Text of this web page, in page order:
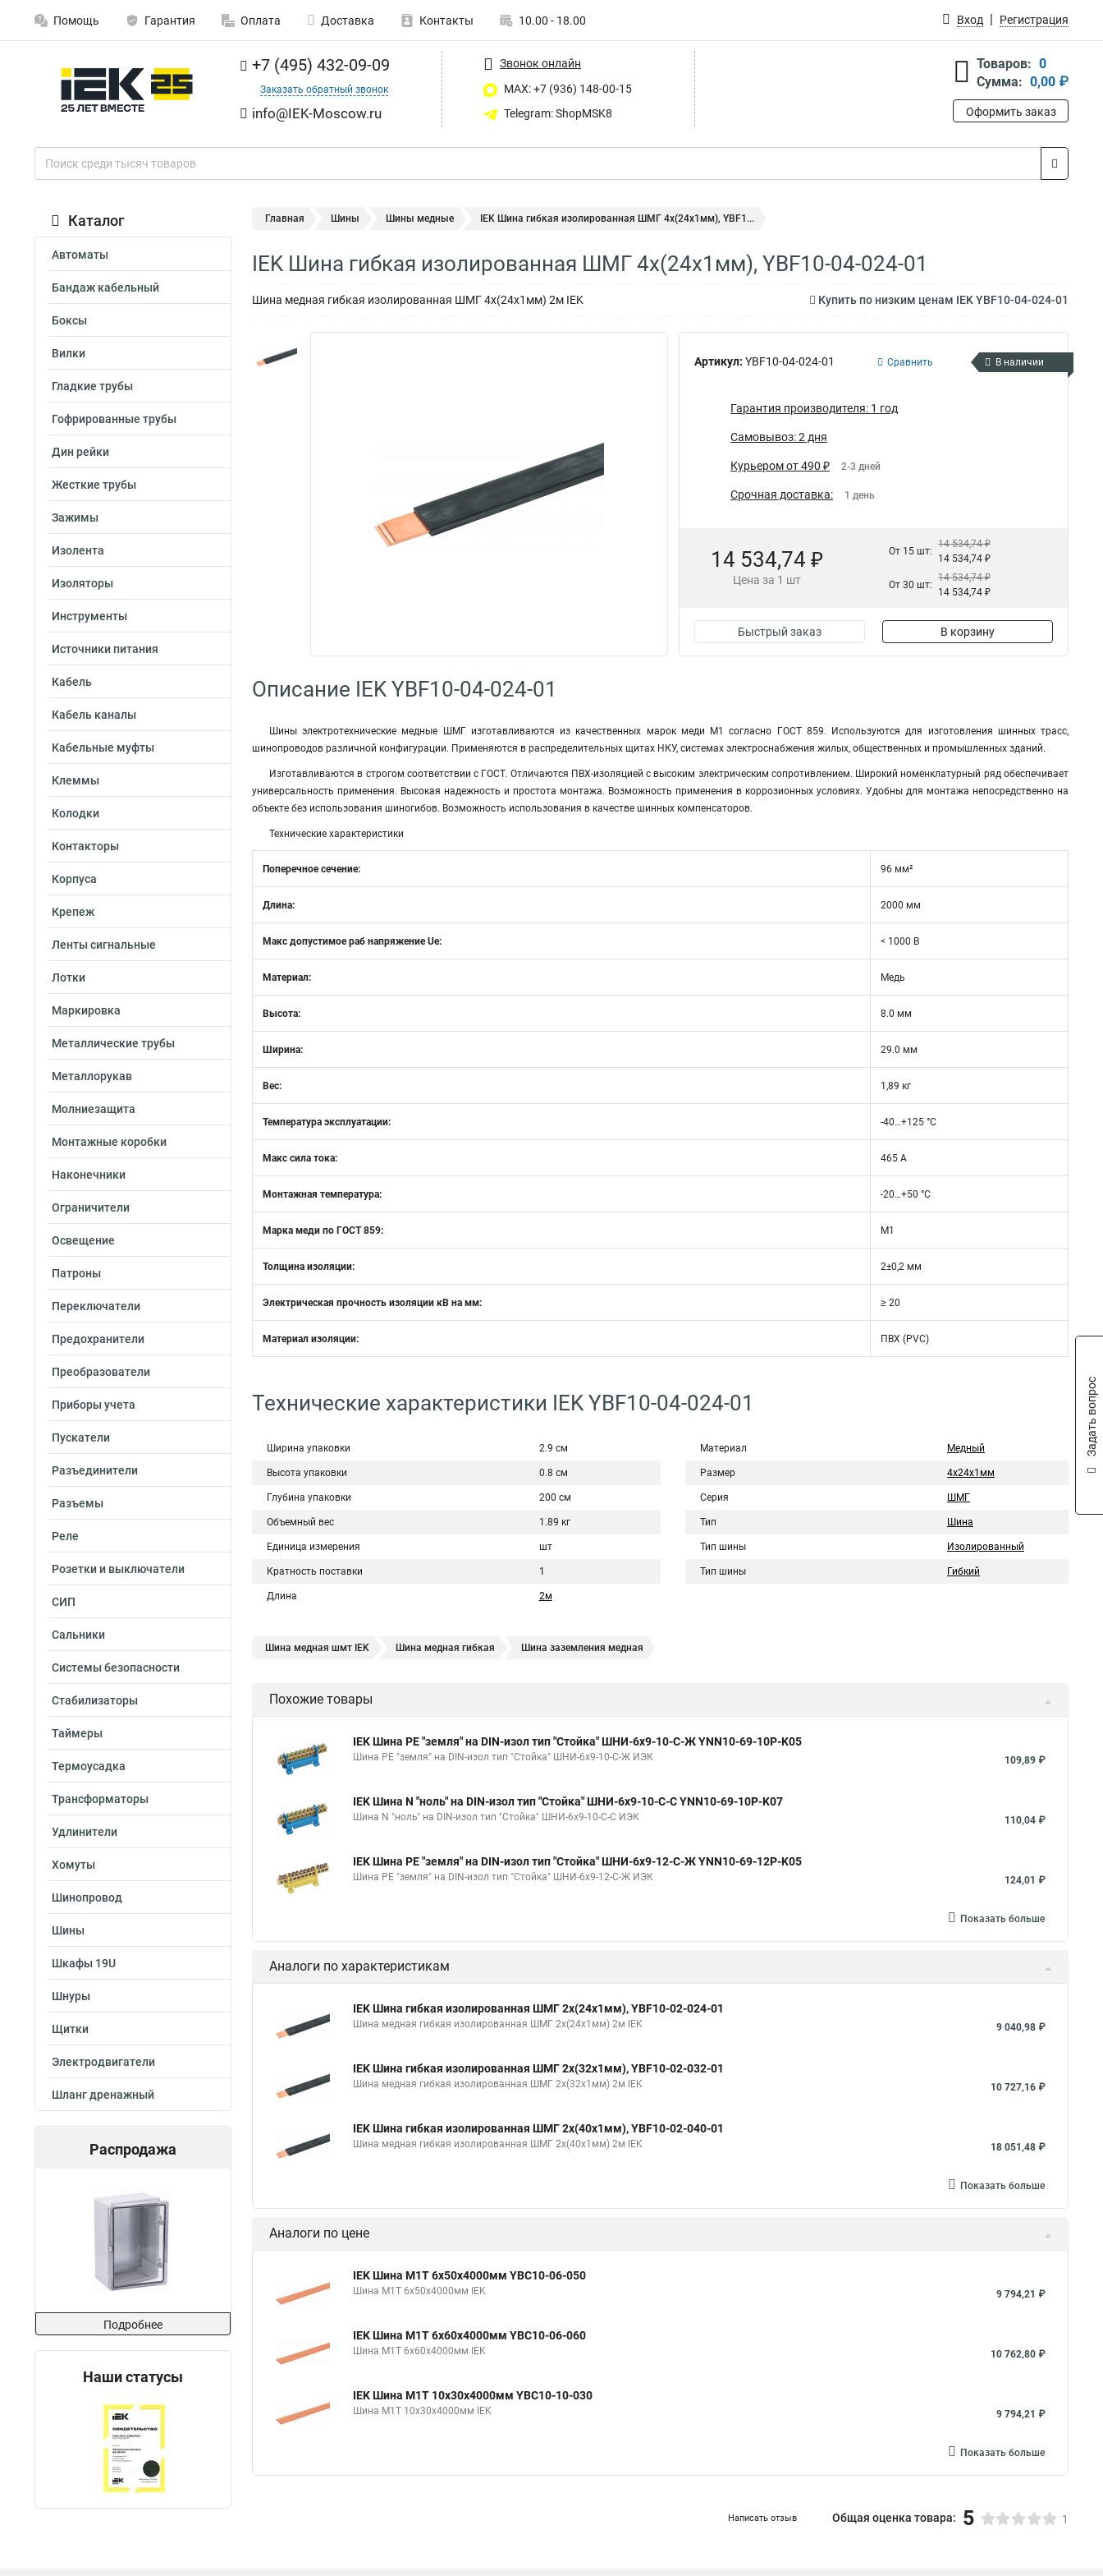
Помощь Гарантия Оплата Доставка Контакты 10.00 - 18.00 Вход Регистрация
+7 (495) 432-09-09
Заказать обратный звонок
info@IEK-Moscow.ru
Звонок онлайн
MAX: +7 (936) 148-00-15
Telegram: ShopMSK8
Товаров: 0
Сумма: 0,00 ₽
Оформить заказ
Каталог
Автоматы
Бандаж кабельный
Боксы
Вилки
Гладкие трубы
Гофрированные трубы
Дин рейки
Жесткие трубы
Зажимы
Изолента
Изоляторы
Инструменты
Источники питания
Кабель
Кабель каналы
Кабельные муфты
Клеммы
Колодки
Контакторы
Корпуса
Крепеж
Ленты сигнальные
Лотки
Маркировка
Металлические трубы
Металлорукав
Молниезащита
Монтажные коробки
Наконечники
Ограничители
Освещение
Патроны
Переключатели
Предохранители
Преобразователи
Приборы учета
Пускатели
Разъединители
Разъемы
Реле
Розетки и выключатели
СИП
Сальники
Системы безопасности
Стабилизаторы
Таймеры
Термоусадка
Трансформаторы
Удлинители
Хомуты
Шинопровод
Шины
Шкафы 19U
Шнуры
Щитки
Электродвигатели
Шланг дренажный
Распродажа
Подробнее
Наши статусы
Главная Шины Шины медные IEK Шина гибкая изолированная ШМГ 4x(24x1мм), YBF1...
IEK Шина гибкая изолированная ШМГ 4x(24x1мм), YBF10-04-024-01
Шина медная гибкая изолированная ШМГ 4x(24x1мм) 2м IEK Купить по низким ценам IEK YBF10-04-024-01
Артикул: YBF10-04-024-01 Сравнить В наличии
Гарантия производителя: 1 год
Самовывоз: 2 дня
Курьером от 490 ₽ 2-3 дней
Срочная доставка: 1 день
14 534,74 ₽
Цена за 1 шт
От 15 шт:
14 534,74 ₽
14 534,74 ₽
От 30 шт:
14 534,74 ₽
14 534,74 ₽
Быстрый заказ В корзину
Описание IEK YBF10-04-024-01
Шины электротехнические медные ШМГ изготавливаются из качественных марок меди М1 согласно ГОСТ 859. Используются для изготовления шинных трасс,
шинопроводов различной конфигурации. Применяются в распределительных щитах НКУ, системах электроснабжения жилых, общественных и промышленных зданий.
Изготавливаются в строгом соответствии с ГОСТ. Отличаются ПВХ-изоляцией с высоким электрическим сопротивлением. Широкий номенклатурный ряд обеспечивает
универсальность применения. Высокая надежность и простота монтажа. Возможность применения в коррозионных условиях. Удобны для монтажа непосредственно на
объекте без использования шиногибов. Возможность использования в качестве шинных компенсаторов.
Технические характеристики
Поперечное сечение: 96 мм²
Длина: 2000 мм
Макс допустимое раб напряжение Ue: < 1000 В
Материал: Медь
Высота: 8.0 мм
Ширина: 29.0 мм
Вес: 1,89 кг
Температура эксплуатации: -40…+125 °C
Макс сила тока: 465 А
Монтажная температура: -20…+50 °C
Марка меди по ГОСТ 859: М1
Толщина изоляции: 2±0,2 мм
Электрическая прочность изоляции кВ на мм: ≥ 20
Материал изоляции: ПВХ (PVC)
Технические характеристики IEK YBF10-04-024-01
Ширина упаковки 2.9 см
Высота упаковки 0.8 см
Глубина упаковки 200 см
Объемный вес 1.89 кг
Единица измерения шт
Кратность поставки 1
Длина 2м
Материал Медный
Размер 4x24x1мм
Серия ШМГ
Тип Шина
Тип шины Изолированный
Тип шины Гибкий
Шина медная шмт IEK Шина медная гибкая Шина заземления медная
Похожие товары
IEK Шина PE "земля" на DIN-изол тип "Стойка" ШНИ-6х9-10-С-Ж YNN10-69-10P-K05
Шина PE "земля" на DIN-изол тип "Стойка" ШНИ-6х9-10-С-Ж ИЭК 109,89 ₽
IEK Шина N "ноль" на DIN-изол тип "Стойка" ШНИ-6х9-10-С-С YNN10-69-10P-K07
Шина N "ноль" на DIN-изол тип "Стойка" ШНИ-6х9-10-С-С ИЭК 110,04 ₽
IEK Шина PE "земля" на DIN-изол тип "Стойка" ШНИ-6х9-12-С-Ж YNN10-69-12P-K05
Шина PE "земля" на DIN-изол тип "Стойка" ШНИ-6х9-12-С-Ж ИЭК 124,01 ₽
Показать больше
Аналоги по характеристикам
IEK Шина гибкая изолированная ШМГ 2x(24x1мм), YBF10-02-024-01
Шина медная гибкая изолированная ШМГ 2x(24x1мм) 2м IEK 9 040,98 ₽
IEK Шина гибкая изолированная ШМГ 2x(32x1мм), YBF10-02-032-01
Шина медная гибкая изолированная ШМГ 2x(32x1мм) 2м IEK 10 727,16 ₽
IEK Шина гибкая изолированная ШМГ 2x(40x1мм), YBF10-02-040-01
Шина медная гибкая изолированная ШМГ 2x(40x1мм) 2м IEK 18 051,48 ₽
Показать больше
Аналоги по цене
IEK Шина М1Т 6х50х4000мм YBC10-06-050
Шина М1Т 6х50х4000мм IEK 9 794,21 ₽
IEK Шина М1Т 6х60х4000мм YBC10-06-060
Шина М1Т 6х60х4000мм IEK 10 762,80 ₽
IEK Шина М1Т 10х30х4000мм YBC10-10-030
Шина М1Т 10х30х4000мм IEK 9 794,21 ₽
Показать больше
Написать отзыв Общая оценка товара: 5 1
Задать вопрос